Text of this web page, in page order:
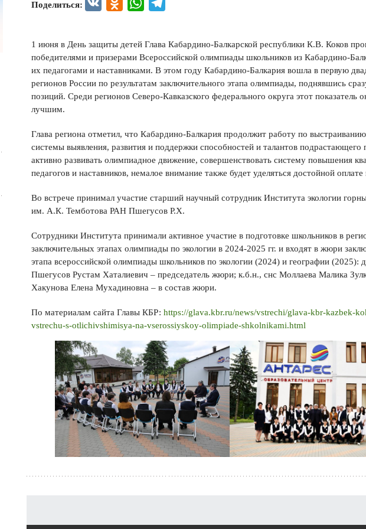
Поделиться: VK Odnoklassniki
WhatsApp
1 июня в День защиты детей Глава Кабардино-Балкарской республики К.В. Коков
победителями и призерами Всероссийской олимпиады школьников из Кабардино-
их педагогами и наставниками. В этом году Кабардино-Балкария вошла в первую
регионов России по результатам заключительного этапа олимпиады, поднявшись
позиций. Среди регионов Северо-Кавказского федерального округа этот показатель
лучшим.
Глава региона отметил, что Кабардино-Балкария продолжит работу по
системы выявления, развития и поддержки способностей и талантов подрастающего
активно развивать олимпиадное движение, совершенствовать систему повышения
педагогов и наставников, немалое внимание также будет уделяться достойной оплате
Во встрече принимал участие старший научный сотрудник Института экологии
им. А.К. Темботова РАН Пшегусов Р.Х.
Сотрудники Института принимали активное участие в подготовке школьников в
заключительных этапах олимпиады по экологии в 2024-2025 гг. и входят в жюри
этапа всероссийской олимпиады школьников по экологии (2024) и географии (2025):
Пшегусов Рустам Хаталиевич – председатель жюри; к.б.н., снс Моллаева Малика
Хакунова Елена Мухадиновна – в состав жюри.
По материалам сайта Главы КБР: https://glava.kbr.ru/news/vstrechi/glava-kbr-kazbek-
vstrechu-s-otlichivshimisya-na-vserossiyskoy-olimpiade-shkolnikami.html